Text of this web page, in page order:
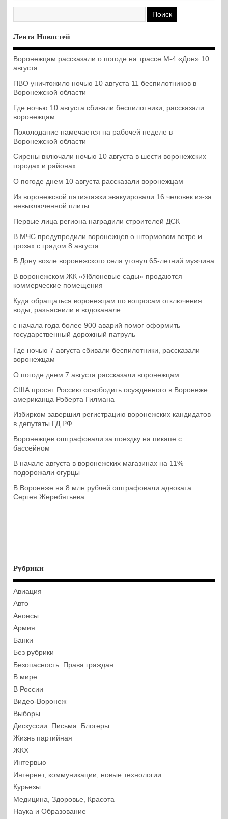
Лента Новостей
Воронежцам рассказали о погоде на трассе М-4 «Дон» 10
августа
ПВО уничтожило ночью 10 августа 11 беспилотников в
Воронежской области
Где ночью 10 августа сбивали беспилотники, рассказали
воронежцам
Похолодание намечается на рабочей неделе в
Воронежской области
Сирены включали ночью 10 августа в шести воронежских
городах и районах
О погоде днем 10 августа рассказали воронежцам
Из воронежской пятиэтажки эвакуировали 16 человек из-за
невыключенной плиты
Первые лица региона наградили строителей ДСК
В МЧС предупредили воронежцев о штормовом ветре и
грозах с градом 8 августа
В Дону возле воронежского села утонул 65-летний мужчина
В воронежском ЖК «Яблоневые сады» продаются
коммерческие помещения
Куда обращаться воронежцам по вопросам отключения
воды, разъяснили в водоканале
с начала года более 900 аварий помог оформить
государственный дорожный патруль
Где ночью 7 августа сбивали беспилотники, рассказали
воронежцам
О погоде днем 7 августа рассказали воронежцам
США просят Россию освободить осужденного в Воронеже
американца Роберта Гилмана
Избирком завершил регистрацию воронежских кандидатов
в депутаты ГД РФ
Воронежцев оштрафовали за поездку на пикапе с
бассейном
В начале августа в воронежских магазинах на 11%
подорожали огурцы
В Воронеже на 8 млн рублей оштрафовали адвоката
Сергея Жеребятьева
Рубрики
Авиация
Авто
Анонсы
Армия
Банки
Без рубрики
Безопасность. Права граждан
В мире
В России
Видео-Воронеж
Выборы
Дискуссии. Письма. Блогеры
Жизнь партийная
ЖКХ
Интервью
Интернет, коммуникации, новые технологии
Курьезы
Медицина, Здоровье, Красота
Наука и Образование